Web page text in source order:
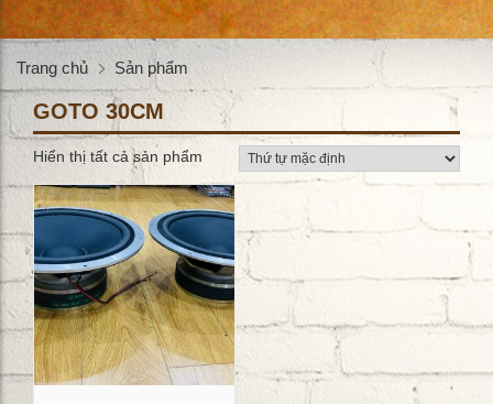
Trang chủ Sản phẩm
GOTO 30CM
Hiển thị tất cả sản phẩm